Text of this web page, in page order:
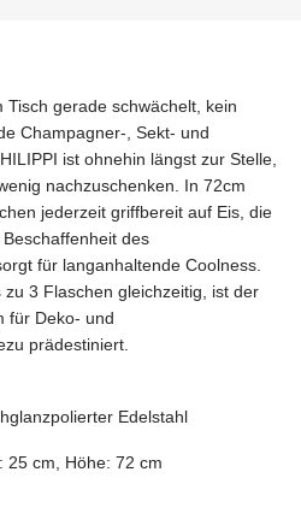
gerade schwächelt, kein
Champagner-, Sekt- und
ist ohnehin längst zur Stelle,
nachzuschenken. In 72cm
jederzeit griffbereit auf Eis, die
des
für langanhaltende Coolness.
3 Flaschen gleichzeitig, ist der
für Deko- und
prädestiniert.
Edelstahl
25 cm, Höhe: 72 cm